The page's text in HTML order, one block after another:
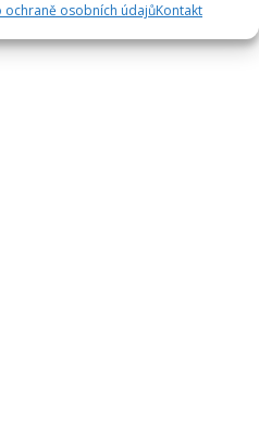
ochraně osobních údajůKontakt